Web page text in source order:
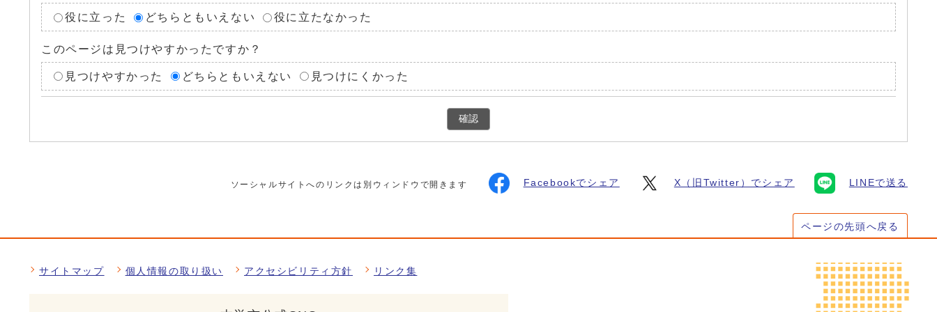
役に立った どちらともいえない 役に立たなかった
このページは見つけやすかったですか？
見つけやすかった どちらともいえない 見つけにくかった
確認
ソーシャルサイトへのリンクは別ウィンドウで開きます Facebookでシェア X（旧Twitter）でシェア LINEで送る
ページの先頭へ戻る
サイトマップ 個人情報の取り扱い アクセシビリティ方針 リンク集